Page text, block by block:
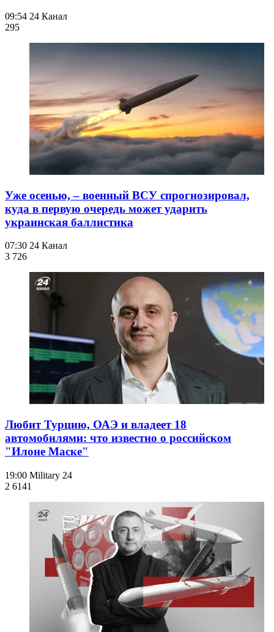
09:54 24 Канал
295
Уже осенью, – военный ВСУ спрогнозировал,
куда в первую очередь может ударить
украинская баллистика
07:30 24 Канал
3 726
Любит Турцию, ОАЭ и владеет 18
автомобилями: что известно о российском
"Илоне Маске"
19:00 Military 24
2 6141